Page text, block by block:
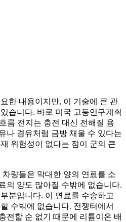
한 내용이지만, 이 기술에 큰 관
습니다. 바로 미국 고등연구계획
름 전지는 충전 대신 전해질 용
나 경유처럼 금방 채울 수 있다는
위험성이 없다는 점이 군의 큰
량들은 막대한 양의 연료를 소
의 양도 많아질 수밖에 없습니다.
분입니다. 이 연료를 수송하고
수밖에 없습니다. 전쟁터에서
전할 순 없기 때문에 리튬이온 배